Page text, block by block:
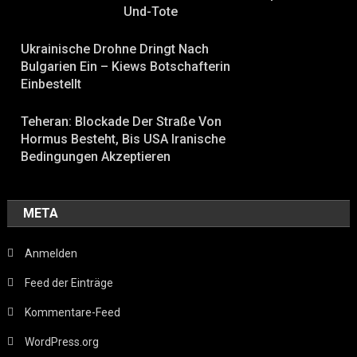
Und-Tote
Ukrainische Drohne Dringt Nach
Bulgarien Ein – Kiews Botschafterin
Einbestellt
Teheran: Blockade Der Straße Von
Hormus Besteht, Bis USA Iranische
Bedingungen Akzeptieren
META
Anmelden
Feed der Einträge
Kommentare-Feed
WordPress.org